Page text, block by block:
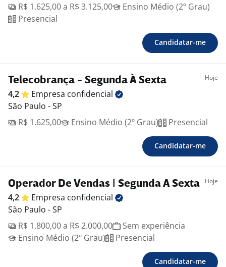
R$ 1.625,00 a R$ 3.125,00
Ensino Médio (2º Grau)
Presencial
Candidatar-me
Telecobrança - Segunda À Sexta Hoje
4,2 Empresa confidencial
São Paulo - SP
R$ 1.625,00
Ensino Médio (2º Grau) Presencial
Candidatar-me
Operador De Vendas | Segunda A Sexta Hoje
4,2 Empresa confidencial
São Paulo - SP
R$ 1.800,00 a R$ 2.000,00
Sem experiência
Ensino Médio (2º Grau)
Presencial
Candidatar-me